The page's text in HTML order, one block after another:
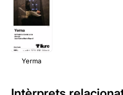
Yerma